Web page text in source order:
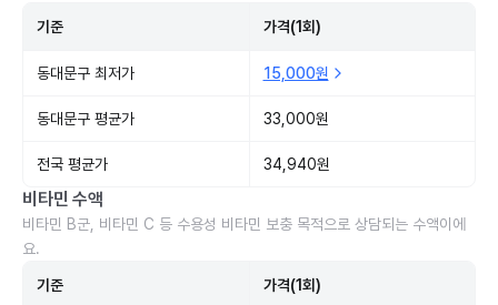
기준 가격(1회)
동대문구 최저가 15,000원
동대문구 평균가 33,000원
전국 평균가 34,940원
비타민 수액
비타민 B군, 비타민 C 등 수용성 비타민 보충 목적으로 상담되는 수액이에
요.
기준 가격(1회)